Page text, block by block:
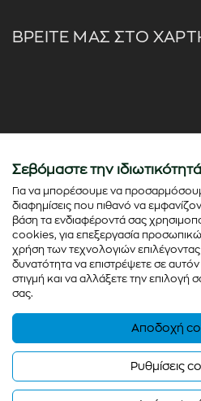
ΒΡΕΙΤΕ ΜΑΣ ΣΤΟ
© Copyright 2026 -
Powered byThinx -
Σεβόμαστε την
Για να μπορέσουμε να
διαφημίσεις που πιθανό να
βάση τα ενδιαφέροντά σας
cookies, για επεξεργασία
χρήση των τεχνολογιών
δυνατότητα να επιστρέψετε σε
στιγμή και να αλλάξετε την επιλογή
σας.
Αποδοχή
Ρυθμίσεις